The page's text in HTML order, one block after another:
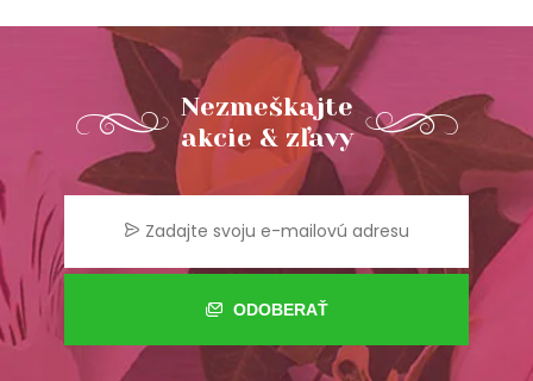
Nezmeškajte
akcie & zľavy
ODOBERAŤ